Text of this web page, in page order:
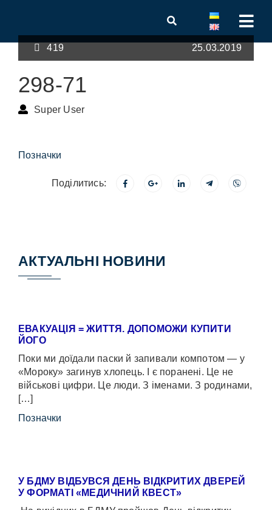
419 25.03.2019
298-71
Super User
Позначки
Поділитись:
АКТУАЛЬНІ НОВИНИ
ЕВАКУАЦІЯ = ЖИТТЯ. ДОПОМОЖИ КУПИТИ
ЙОГО
Поки ми доїдали паски й запивали компотом — у
«Мороку» загинув хлопець. І є поранені. Це не
військові цифри. Це люди. З іменами. З родинами,
[…]
Позначки
У БДМУ ВІДБУВСЯ ДЕНЬ ВІДКРИТИХ ДВЕРЕЙ
У ФОРМАТІ «МЕДИЧНИЙ КВЕСТ»